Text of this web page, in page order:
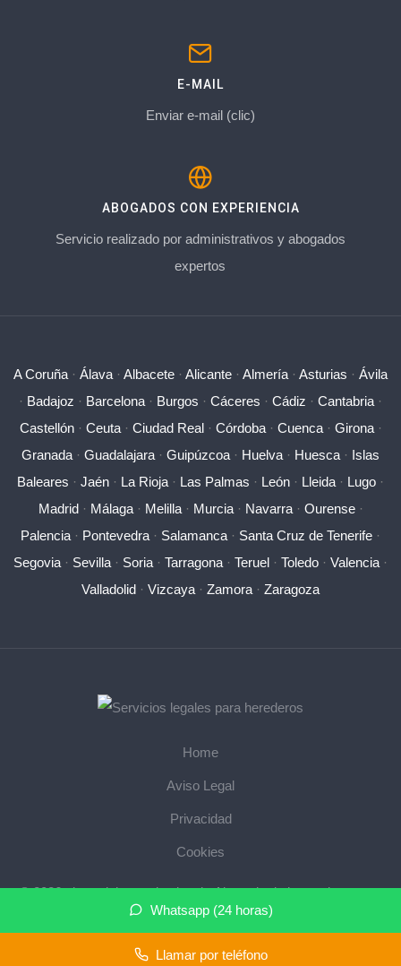
Whatsapp (24 horas)
Llamar por teléfono
E-MAIL
Enviar e-mail (clic)
ABOGADOS CON EXPERIENCIA
Servicio realizado por administrativos y abogados
expertos
A Coruña · Álava · Albacete · Alicante · Almería · Asturias · Ávila
· Badajoz · Barcelona · Burgos · Cáceres · Cádiz · Cantabria ·
Castellón· Ceuta· Ciudad Real· Córdoba· Cuenca· Girona·
Granada · Guadalajara · Guipúzcoa · Huelva · Huesca · Islas
Baleares · Jaén · La Rioja · Las Palmas · León · Lleida · Lugo ·
Madrid· Málaga· Melilla· Murcia· Navarra· Ourense·
Palencia · Pontevedra · Salamanca · Santa Cruz de Tenerife ·
Segovia · Sevilla · Soria · Tarragona · Teruel · Toledo · Valencia ·
Valladolid · Vizcaya · Zamora · Zaragoza
Home
Aviso Legal
Privacidad
Cookies
© 2026 abogadoherencias.legal · Abogado de herencias cerca
de mi ·Mapa del sitio